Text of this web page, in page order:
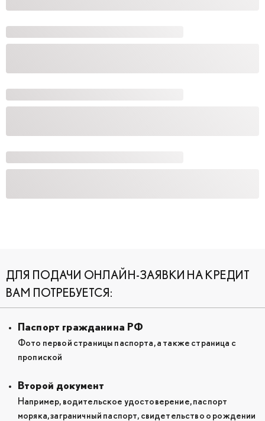
ДЛЯ ПОДАЧИ ОНЛАЙН-ЗАЯВКИ НА КРЕДИТ
ВАМ ПОТРЕБУЕТСЯ:
Паспорт гражданина РФ
Фото первой страницы паспорта, а также страница с
пропиской
Второй документ
Например, водительское удостоверение, паспорт
моряка, заграничный паспорт, свидетельство о рождении